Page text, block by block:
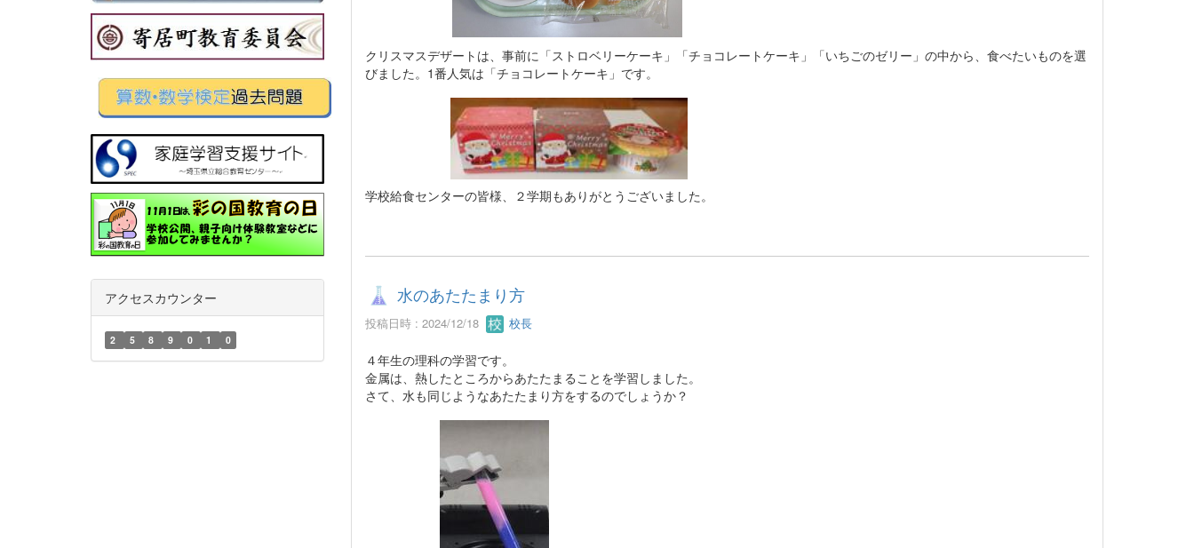
クリスマスデザートは、事前に「ストロベリーケーキ」「チョコレートケーキ」「いちごのゼリー」の中から、食べたいものを選
びました。1番人気は「チョコレートケーキ」です。
学校給食センターの皆様、２学期もありがとうございました。
水のあたたまり方
投稿日時 : 2024/12/18 校長
４年生の理科の学習です。
金属は、熱したところからあたたまることを学習しました。
さて、水も同じようなあたたまり方をするのでしょうか？
アクセスカウンター
2 5 8 9 0 1 0